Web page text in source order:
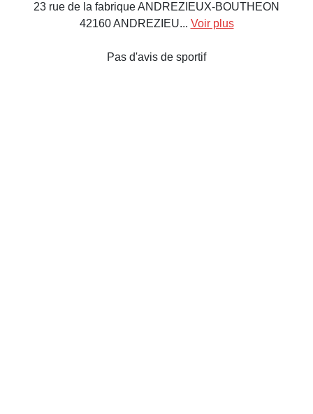
23 rue de la fabrique ANDREZIEUX-BOUTHEON
42160 ANDREZIEU... Voir plus
Pas d'avis de sportif